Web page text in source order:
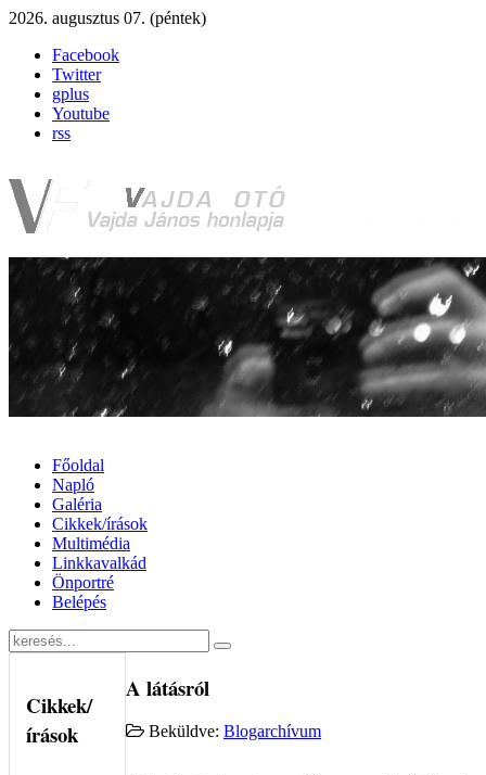
2026. augusztus 07. (péntek)
Facebook
Twitter
gplus
Youtube
rss
Főoldal
Napló
Galéria
Cikkek/írások
Multimédia
Linkkavalkád
Önportré
Belépés
A látásról
Beküldve: Blogarchívum
Cikkek/
írások